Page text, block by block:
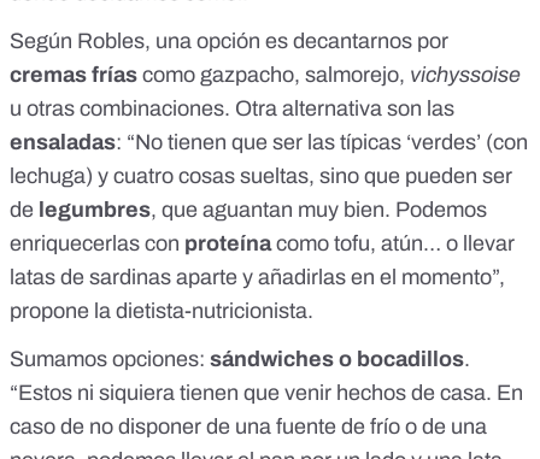
Según Robles, una opción es decantarnos por
cremas frías como gazpacho, salmorejo, vichyssoise
u otras combinaciones. Otra alternativa son las
ensaladas: “No tienen que ser las típicas ‘verdes’ (con
lechuga) y cuatro cosas sueltas, sino que pueden ser
de legumbres, que aguantan muy bien. Podemos
enriquecerlas con proteínacomo tofu, atún… o llevar
latas de sardinas aparte y añadirlas en el momento”,
propone la dietista-nutricionista.
Sumamos opciones: sándwiches o bocadillos.
“Estos ni siquiera tienen que venir hechos de casa. En
caso de no disponer de una fuente de frío o de una